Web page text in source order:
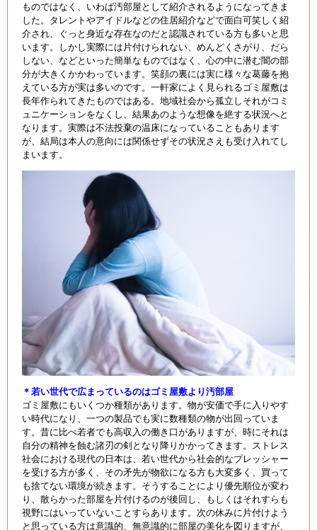
ものではなく、いわば汚部屋として紹介されるようになってきま
した。タレントやアイドルなどの住居紹介などで面白可笑しく紹
介され、ぐっと身近な存在なのだと認識されている方も多いと思
います。しかし実際には片付けられない、めんどくさがり、だら
しない、などといった簡単なものではなく、心の中に潜む闇の部
分が大きくかかわっています。笑顔の裏には実に様々な葛藤を抱
えている方が実は多いのです。一軒家によく見られるゴミ屋敷は
長年作られてきたものではある。地域社会から孤立しそれがコミ
ュニケーションをなくし、結果あのような想像を絶する状況へと
なります。実際は不法投棄の温床になっていることもあります
が、結局は本人の意向には関係せずその状況さえも受け入れてし
まいます。
＊若い世代で広まっているのはゴミ屋敷より汚部屋
ゴミ屋敷にもいくつか種類があります。物が安価で手に入りやす
い時代になり、一つの製品でも実に数種類の物が出回っていま
す。昔に比べ若者でも高収入の働き口がありますが、時にそれは
自分の精神を蝕む諸刃の剣となり降りかかってきます。ストレス
社会における現代の日本は、若い世代から社会的なプレッシャー
を受ける方が多く、その矛先が物欲になる方も大変多く、買って
も捨てない環境が続きます。そうすることにより優先順位が変わ
り、散らかった部屋を片付けるのが後回し、もしくはそれすらも
視野にはいっていないことすらあります。次の休みに片付けよう
と思っている方は意識的、無意識的に部屋の美化を図りますが、